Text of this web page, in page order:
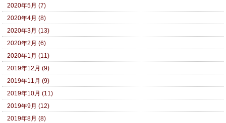
2020年5月 (7)
2020年4月 (8)
2020年3月 (13)
2020年2月 (6)
2020年1月 (11)
2019年12月 (9)
2019年11月 (9)
2019年10月 (11)
2019年9月 (12)
2019年8月 (8)